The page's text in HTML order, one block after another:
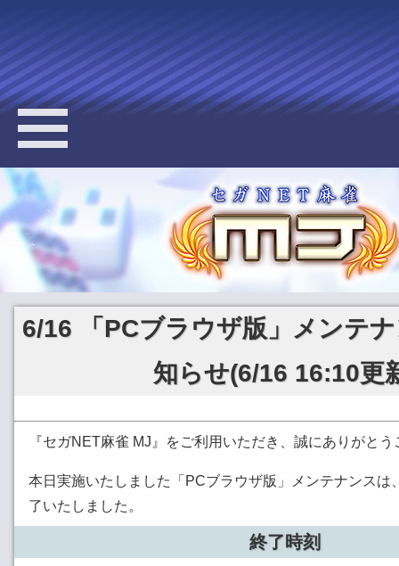
6/16 「PCブラウザ版」メンテ
知らせ(6/16 16:10更
『セガNET麻雀 MJ』をご利用いただき、誠にありがと
本日実施いたしました「PCブラウザ版」メンテナンスは
了いたしました。
終了時刻